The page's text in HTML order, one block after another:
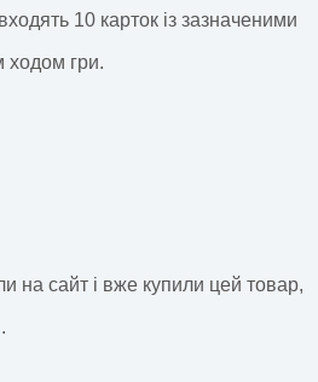
10 карток із зазначеними
ходом гри.
на сайт і вже купили цей товар,